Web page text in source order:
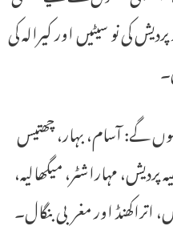
کی نو سیٹیں اور کیرالہ کی
میں ہوں گے: آسام، بہار، چھتیس
مہاراشٹر، میگھالیہ،
اتراکھنڈ اور مغربی بنگال۔